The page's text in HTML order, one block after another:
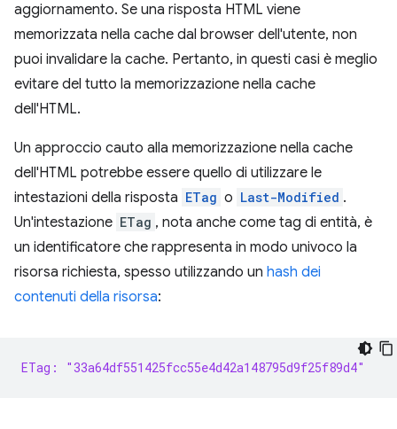
aggiornamento. Se una risposta HTML viene
memorizzata nella cache dal browser dell'utente, non
puoi invalidare la cache. Pertanto, in questi casi è meglio
evitare del tutto la memorizzazione nella cache
dell'HTML.
Un approccio cauto alla memorizzazione nella cache
dell'HTML potrebbe essere quello di utilizzare le
intestazioni della risposta ETag o Last-Modified .
Un'intestazione ETag , nota anche come tag di entità, è
un identificatore che rappresenta in modo univoco la
risorsa richiesta, spesso utilizzando un hash dei
contenuti della risorsa:
ETag: "33a64df551425fcc55e4d42a148795d9f25f89d4"